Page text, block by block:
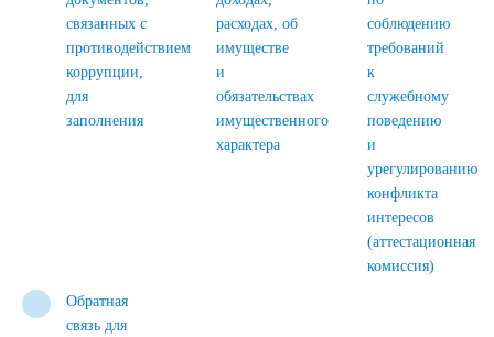
связанных с
противодействием
коррупции,
для
заполнения
расходах, об
имуществе
и
обязательствах
имущественного
характера
соблюдению
требований
к
служебному
поведению
и
урегулированию
конфликта
интересов
(аттестационная
комиссия)
Обратная
связь для